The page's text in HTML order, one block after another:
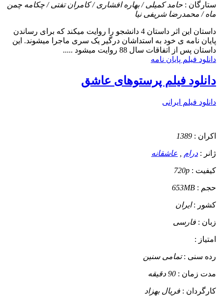
ستارگان : حامد کمیلی / بهاره افشاری / کامران تفتی / چکامه چمن
ماه / محمدرضا شریفی نیا
داستان
این اثر داستان 4 دانشجو را روایت میکند که برای رساندن
پایان نامه ی خود به استداشان درگیر یک سری ماجرا میشوند. این
داستان پس از اتفاقات سال 88 روایت میشود .....
دانلود فیلم پایان نامه
دانلود فیلم پرستوهای عاشق
دانلود فیلم ایرانی
اکران : 1389
ژانر : درام عاشقانه
کیفیت : 720p
حجم : 653MB
کشور :ایران
زبان : فارسی
امتیاز :
رده سنی :تمامی سنین
مدت زمان : 90 دقیقه
کارگردان : فریال بهزاد